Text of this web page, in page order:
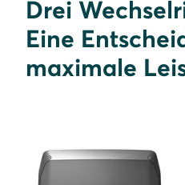
Drei
Eine
maximale